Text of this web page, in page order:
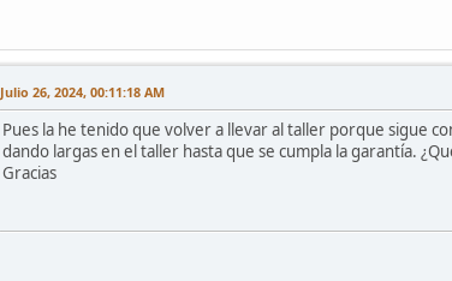
Julio 26, 2024, 00:11:18 AM
Pues la he tenido que volver a llevar al taller porque sigue
dando largas en el taller hasta que se cumpla la garantía.
Gracias